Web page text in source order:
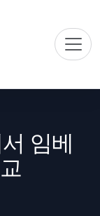
임베